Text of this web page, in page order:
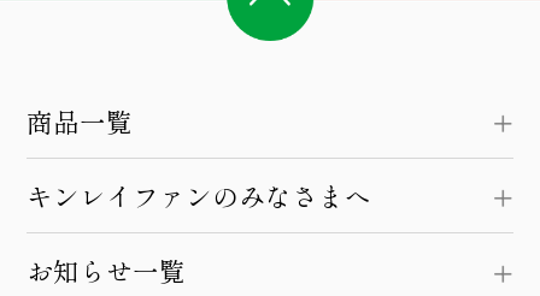
商品一覧
キンレイファンのみなさまへ
お知らせ一覧